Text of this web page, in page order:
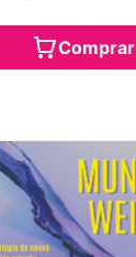
Comprar